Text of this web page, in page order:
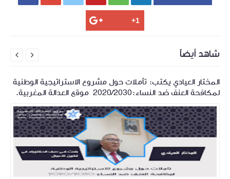
شاهد أيضاً
المختار العيادي يكتب: تأملات حول مشروع الاستراتيجية الوطنية
لمكافحة العنف ضد النساء:2020/2030 ‍ موقع العدالة المغربية.

